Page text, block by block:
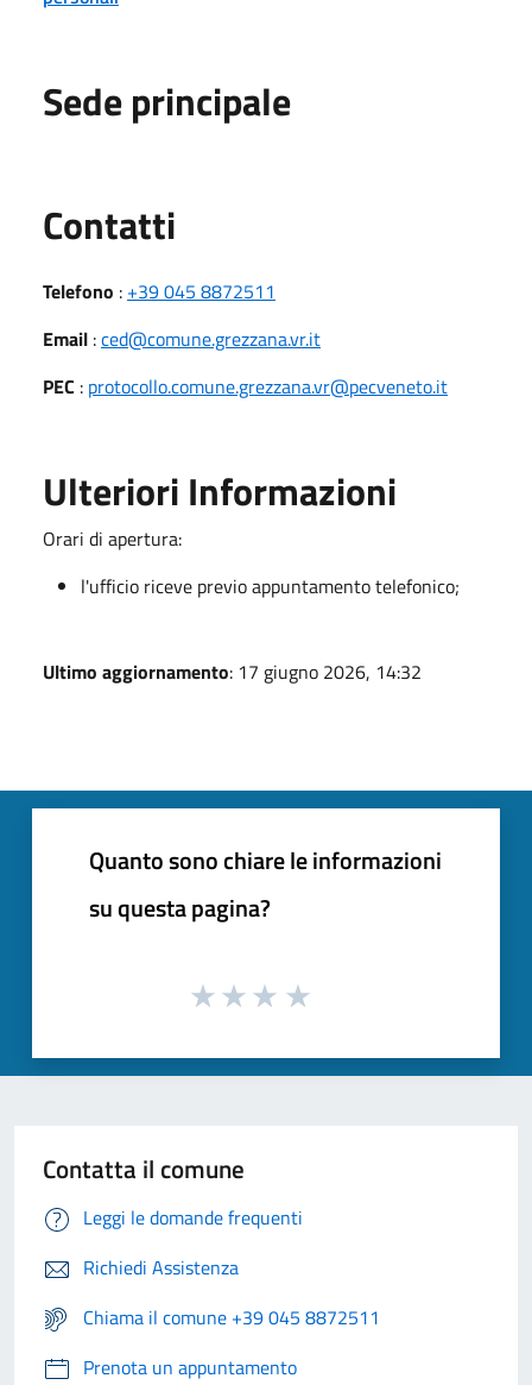
Sede principale
Contatti
Telefono : +39 045 8872511
Email :ced@comune.grezzana.vr.it
PEC : protocollo.comune.grezzana.vr@pecveneto.it
Ulteriori Informazioni
Orari di apertura:
l'ufficio riceve previo appuntamento telefonico;
Ultimo aggiornamento: 17 giugno 2026, 14:32
Quanto sono chiare le informazioni
su questa pagina?
Contatta il comune
Leggi le domande frequenti
Richiedi Assistenza
Chiama il comune +39 045 8872511
Prenota un appuntamento